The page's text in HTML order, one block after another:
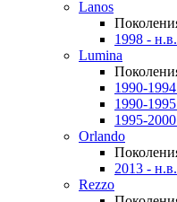
Lanos
1998 - н.в.
Lumina
1990-
1990-
1995-
Orlando
2013 - н.в.
Rezzo